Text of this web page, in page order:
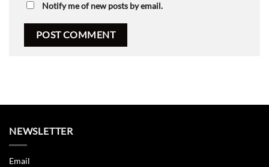
Notify me of new posts by email.
NEWSLETTER
Email